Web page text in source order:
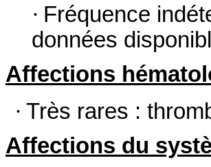
· Fréquence
données
Affections
· Très rares :
Affections du